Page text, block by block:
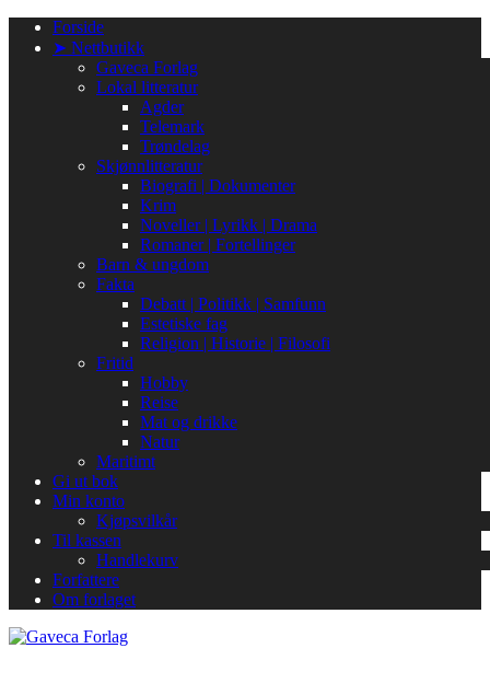
Forside
➤ Nettbutikk
Gaveca Forlag
Lokal litteratur
Agder
Telemark
Trøndelag
Skjønnlitteratur
Biografi | Dokumenter
Krim
Noveller | Lyrikk | Drama
Romaner | Fortellinger
Barn & ungdom
Fakta
Debatt | Politikk | Samfunn
Estetiske fag
Religion | Historie | Filosofi
Fritid
Hobby
Reise
Mat og drikke
Natur
Maritimt
Gi ut bok
Min konto
Kjøpsvilkår
Til kassen
Handlekurv
Forfattere
Om forlaget